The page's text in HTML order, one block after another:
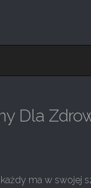
Dla
ma w swojej